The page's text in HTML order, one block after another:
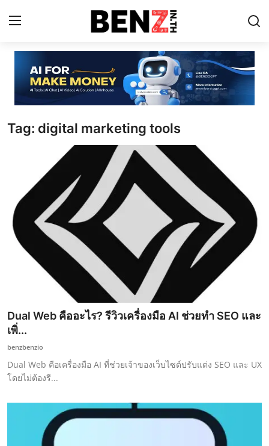
Home
Contact
AI Tools
ChatGPT Prompts
ข่าว AI รอบโลก
ThaiGPT Builder
คอร์สเรียน ChatGPT
Tag: digital marketing tools
Dual Web คืออะไร? รีวิวเครื่องมือ AI ช่วยทำ SEO และ
เพิ่...
benzbenzio
Dual Web คือเครื่องมือ AI ที่ช่วยเจ้าของเว็บไซต์ปรับแต่ง SEO และ UX
โดยไม่ต้องรี...